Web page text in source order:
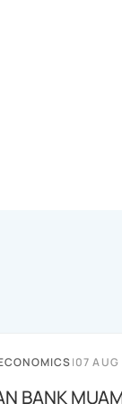
|07
BANK